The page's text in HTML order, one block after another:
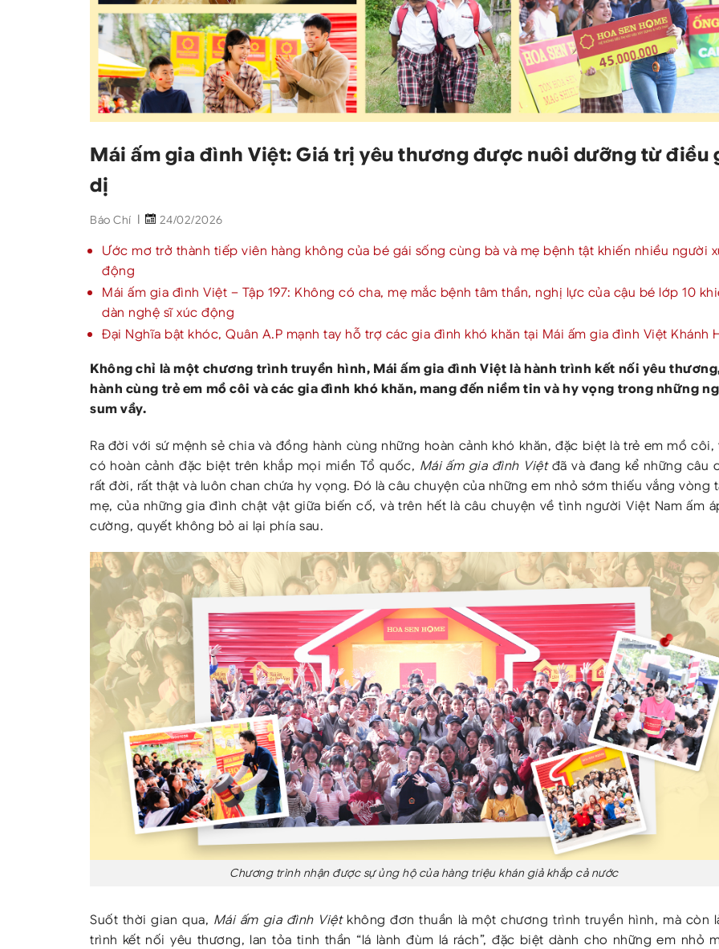
Mái ấm gia đình Việt: Giá trị yêu thương được nuôi dưỡng từ điều
dị
Báo Chí 24/02/2026
Ước mơ trở thành tiếp viên hàng không của bé gái sống cùng bà và mẹ bệnh tật khiến nhiều người
động
Mái ấm gia đình Việt – Tập 197: Không có cha, mẹ mắc bệnh tâm thần, nghị lực của cậu bé lớp 10
dàn nghệ sĩ xúc động
Đại Nghĩa bật khóc, Quân A.P mạnh tay hỗ trợ các gia đình khó khăn tại Mái ấm gia đình Việt Khánh
Không chỉ là một chương trình truyền hình, Mái ấm gia đình Việt là hành trình kết nối yêu
hành cùng trẻ em mồ côi và các gia đình khó khăn, mang đến niềm tin và hy vọng trong những
sum vầy.
Ra đời với sứ mệnh sẻ chia và đồng hành cùng những hoàn cảnh khó khăn, đặc biệt là trẻ em mồ côi,
có hoàn cảnh đặc biệt trên khắp mọi miền Tổ quốc, Mái ấm gia đình Việtđã và đang kể những câu
rất đời, rất thật và luôn chan chứa hy vọng. Đó là câu chuyện của những em nhỏ sớm thiếu vắng vòng
mẹ, của những gia đình chật vật giữa biến cố, và trên hết là câu chuyện về tình người Việt Nam ấm
cường, quyết không bỏ ai lại phía sau.
Chương trình nhận được sự ủng hộ của hàng triệu khán giả khắp cả nước
Suốt thời gian qua, Mái ấm gia đình Việtkhông đơn thuần là một chương trình truyền hình, mà còn
trình kết nối yêu thương, lan tỏa tinh thần “lá lành đùm lá rách”, đặc biệt dành cho những em nhỏ